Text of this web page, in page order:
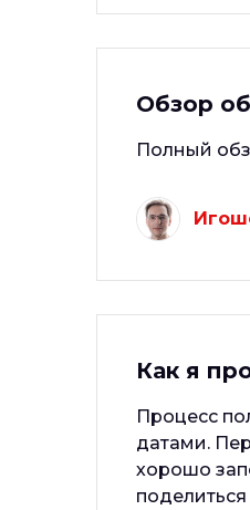
Обзор
Полный
Как я
Процесс
датами.
хорошо